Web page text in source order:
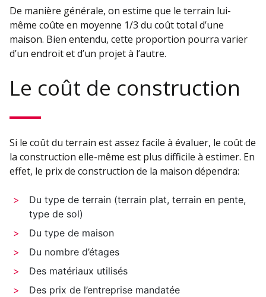
De manière générale, on estime que le terrain lui-
même coûte en moyenne 1/3 du coût total d’une
maison. Bien entendu, cette proportion pourra varier
d’un endroit et d’un projet à l’autre.
Le coût de construction
Si le coût du terrain est assez facile à évaluer, le coût de
la construction elle-même est plus difficile à estimer. En
effet, le prix de construction de la maison dépendra:
Du type de terrain (terrain plat, terrain en pente,
type de sol)
Du type de maison
Du nombre d’étages
Des matériaux utilisés
Des prix de l’entreprise mandatée